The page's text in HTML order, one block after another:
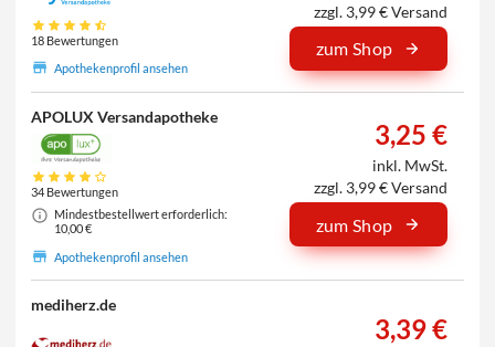
18 Bewertungen
Apothekenprofil ansehen
zzgl. 3,99 € Versand
zum Shop
APOLUX Versandapotheke
34 Bewertungen
Mindestbestellwert erforderlich:
10,00 €
Apothekenprofil ansehen
3,25 €
inkl. MwSt.
zzgl. 3,99 € Versand
zum Shop
mediherz.de
3,39 €